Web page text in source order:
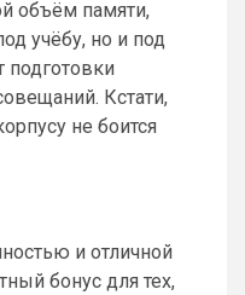
объём памяти,
учёбу, но и под
подготовки
Кстати,
не боится
и отличной
бонус для тех,